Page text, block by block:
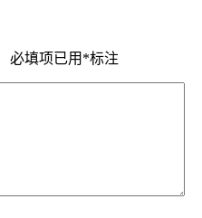
必填项已用 *标注